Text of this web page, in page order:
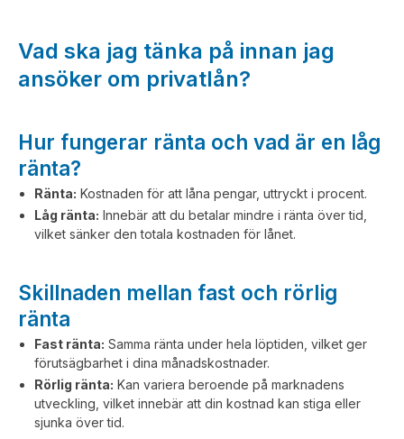
Vad ska jag tänka på innan jag
ansöker om privatlån?
Hur fungerar ränta och vad är en låg
ränta?
Ränta: Kostnaden för att låna pengar, uttryckt i procent.
Låg ränta: Innebär att du betalar mindre i ränta över tid,
vilket sänker den totala kostnaden för lånet.
Skillnaden mellan fast och rörlig
ränta
Fast ränta: Samma ränta under hela löptiden, vilket ger
förutsägbarhet i dina månadskostnader.
Rörlig ränta: Kan variera beroende på marknadens
utveckling, vilket innebär att din kostnad kan stiga eller
sjunka över tid.